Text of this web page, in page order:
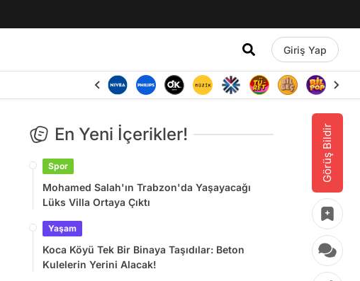
Giriş Yap
Görüş Bildir
En Yeni İçerikler!
Spor
Mohamed Salah'ın Trabzon'da Yaşayacağı
Lüks Villa Ortaya Çıktı
Yaşam
Koca Köyü Tek Bir Binaya Taşıdılar: Beton
Kulelerin Yerini Alacak!